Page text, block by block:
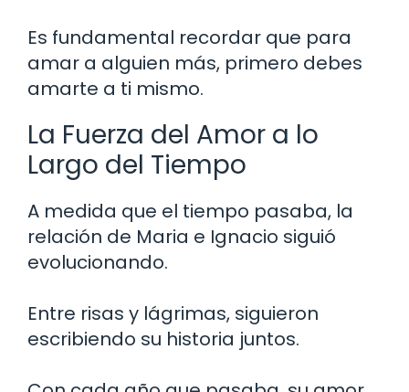
Es fundamental recordar que para
amar a alguien más, primero debes
amarte a ti mismo.
La Fuerza del Amor a lo
Largo del Tiempo
A medida que el tiempo pasaba, la
relación de Maria e Ignacio siguió
evolucionando.
Entre risas y lágrimas, siguieron
escribiendo su historia juntos.